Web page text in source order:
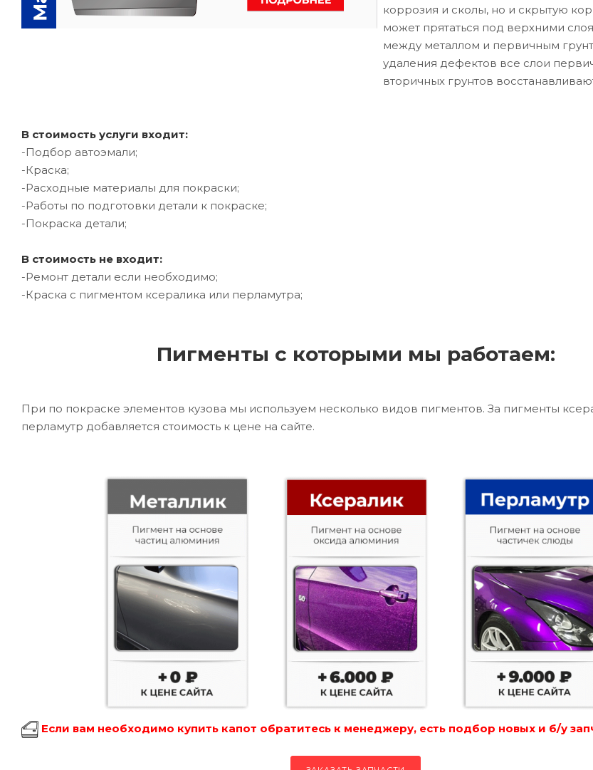
коррозия и сколы, но и скрытую
может прятаться под верхними
между металлом и первичным
удаления дефектов все слои
вторичных грунтов
В стоимость услуги входит:
-Подбор автоэмали;
-Краска;
-Расходные материалы для покраски;
-Работы по подготовки детали к покраске;
-Покраска детали;
В стоимость не входит:
-Ремонт детали если необходимо;
-Краска с пигментом ксералика или перламутра;
Пигменты с которыми мы работаем:
При по покраске элементов кузова мы используем несколько видов пигментов. За пигменты
перламутр добавляется стоимость к цене на сайте.
Если вам необходимо купить капот обратитесь к менеджеру, есть подбор новых и б/у